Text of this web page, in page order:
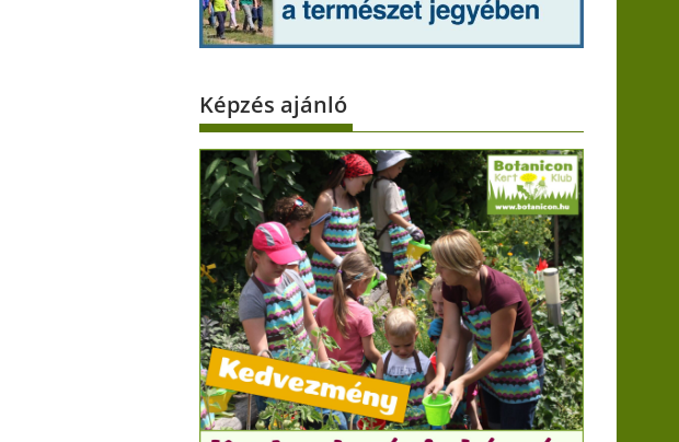
Képzés ajánló